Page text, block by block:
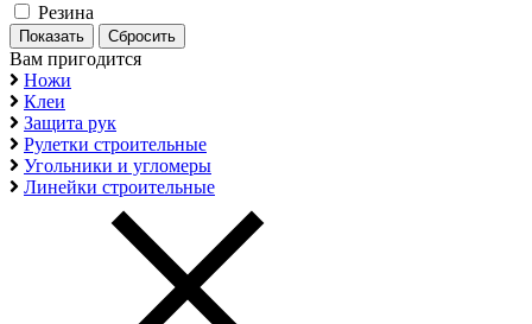
Резина
Вам пригодится
Ножи
Клеи
Защита рук
Рулетки строительные
Угольники и угломеры
Линейки строительные